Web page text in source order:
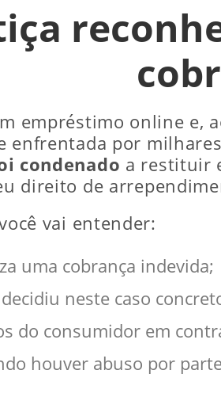
empréstimo online e,
enfrentada por
condenado a restituir
direito de
vai entender:
uma cobrança indevida;
neste caso
do consumidor em
houver abuso por